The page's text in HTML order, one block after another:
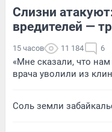
Слизни
вредителей —
15 часов 11 184 6
«Мне сказали, что
врача уволили из
Соль земли